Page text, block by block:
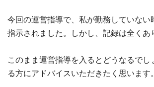
今回の運営指導で、私が勤務していない
指示されました。しかし、記録は全くあ
このまま運営指導を入るとどうなるでし
る方にアドバイスいただきたく思います。